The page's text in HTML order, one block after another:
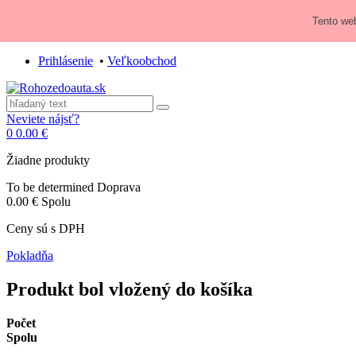
Prihlásenie • Veľkoobchod
Neviete nájsť?
0 0.00 €
Žiadne produkty
To be determined Doprava
0.00 € Spolu
Ceny sú s DPH
Pokladňa
Produkt bol vložený do košíka
Počet
Spolu
Tento